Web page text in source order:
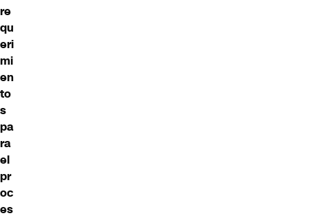
re
qu
eri
mi
en
to
s
pa
ra
el
pr
oc
es